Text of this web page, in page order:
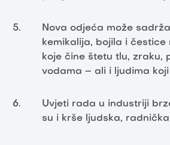
Nova odjeća može
kemikalija, bojila i čestice
koje čine štetu tlu, zraku,
vodama – ali i ljudima
Uvjeti rada u industriji
su i krše ljudska,